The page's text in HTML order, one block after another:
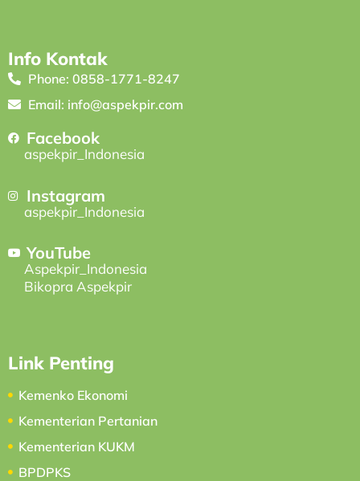
Info Kontak
Phone: 0858-1771-8247
Email: info@aspekpir.com
Facebook
aspekpir_Indonesia
Instagram
aspekpir_Indonesia
YouTube
Aspekpir_Indonesia
Bikopra Aspekpir
Link Penting
Kemenko Ekonomi
Kementerian Pertanian
Kementerian KUKM
BPDPKS